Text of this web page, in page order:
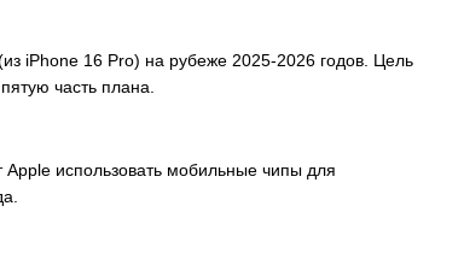
iPhone 16 Pro) на рубеже 2025-2026 годов. Цель
часть плана.
использовать мобильные чипы для